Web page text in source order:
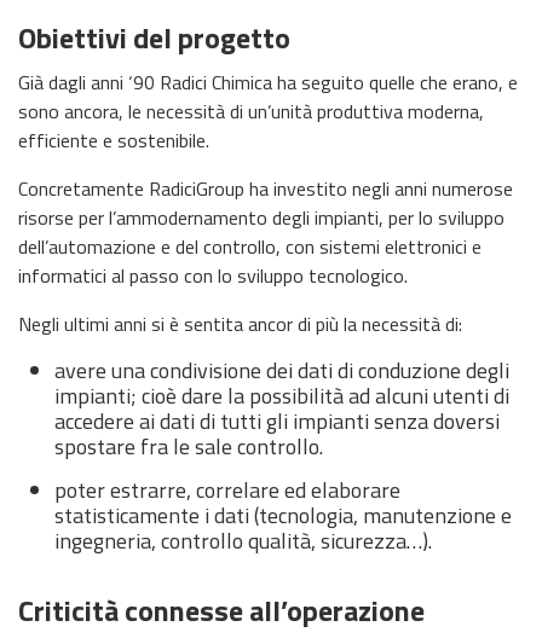
Obiettivi del progetto
Già dagli anni ‘90 Radici Chimica ha seguito quelle che erano, e
sono ancora, le necessità di un’unità produttiva moderna,
efficiente e sostenibile.
Concretamente RadiciGroup ha investito negli anni numerose
risorse per l’ammodernamento degli impianti, per lo sviluppo
dell’automazione e del controllo, con sistemi elettronici e
informatici al passo con lo sviluppo tecnologico.
Negli ultimi anni si è sentita ancor di più la necessità di:
avere una condivisione dei dati di conduzione degli
impianti; cioè dare la possibilità ad alcuni utenti di
accedere ai dati di tutti gli impianti senza doversi
spostare fra le sale controllo.
poter estrarre, correlare ed elaborare
statisticamente i dati (tecnologia, manutenzione e
ingegneria, controllo qualità, sicurezza…).
Criticità connesse all’operazione